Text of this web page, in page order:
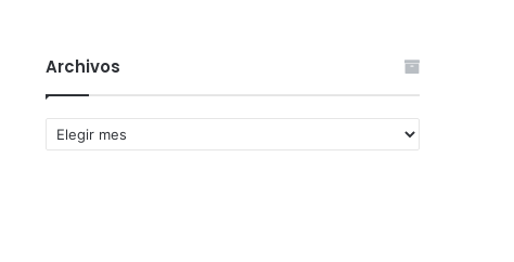
Archivos
Archivos